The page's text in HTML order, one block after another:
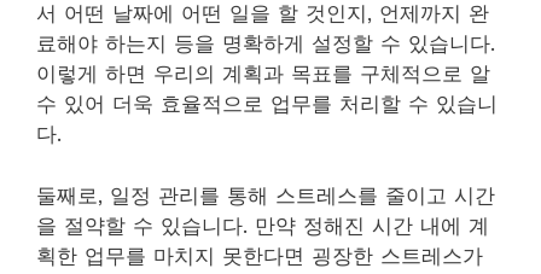
서 어떤 날짜에 어떤 일을 할 것인지, 언제까지 완
료해야 하는지 등을 명확하게 설정할 수 있습니다.
이렇게 하면 우리의 계획과 목표를 구체적으로 알
수 있어 더욱 효율적으로 업무를 처리할 수 있습니
다.
둘째로, 일정 관리를 통해 스트레스를 줄이고 시간
을 절약할 수 있습니다. 만약 정해진 시간 내에 계
획한 업무를 마치지 못한다면 굉장한 스트레스가